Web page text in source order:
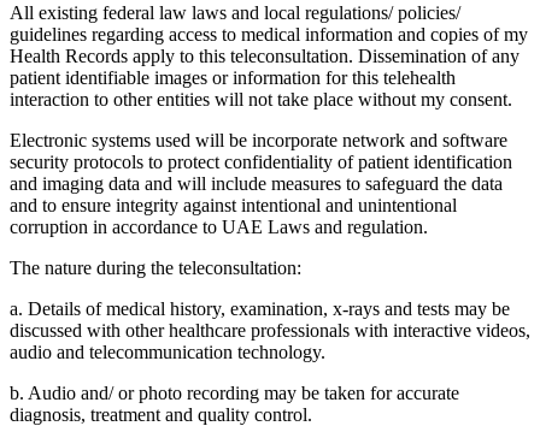
All existing federal law laws and local regulations/ policies/
guidelines regarding access to medical information and copies of my
Health Records apply to this teleconsultation. Dissemination of any
patient identifiable images or information for this telehealth
interaction to other entities will not take place without my consent.
Electronic systems used will be incorporate network and software
security protocols to protect confidentiality of patient identification
and imaging data and will include measures to safeguard the data
and to ensure integrity against intentional and unintentional
corruption in accordance to UAE Laws and regulation.
The nature during the teleconsultation:
a. Details of medical history, examination, x-rays and tests may be
discussed with other healthcare professionals with interactive videos,
audio and telecommunication technology.
b. Audio and/ or photo recording may be taken for accurate
diagnosis, treatment and quality control.